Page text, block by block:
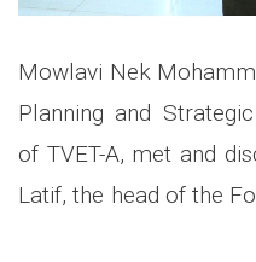
Mowlavi Nek
Planning and
of TVET-A, met and
Latif, the head of the